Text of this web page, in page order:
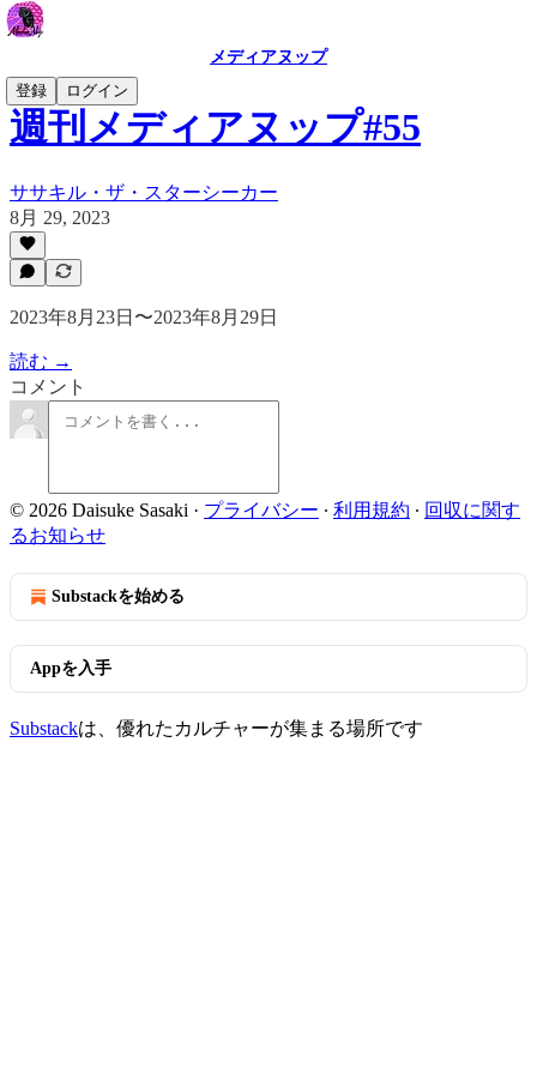
メディアヌップ
登録
ログイン
週刊メディアヌップ#55
ササキル・ザ・スターシーカー
8月 29, 2023
2023年8月23日〜2023年8月29日
読む →
コメント
© 2026 Daisuke Sasaki · プライバシー ∙ 利用規約 ∙ 回収に関す
るお知らせ
Substackを始める
Appを入手
Substackは、優れたカルチャーが集まる場所です